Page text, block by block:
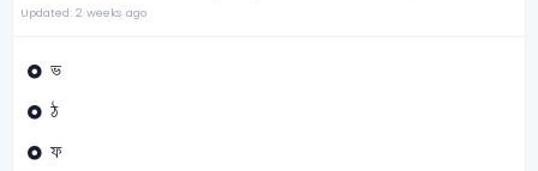
Updated: 2 weeks ago
ভ
ঠ
ফ